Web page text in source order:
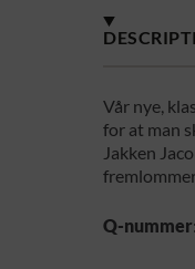
Vår nye,
for at man
Jakken
Q-nummer